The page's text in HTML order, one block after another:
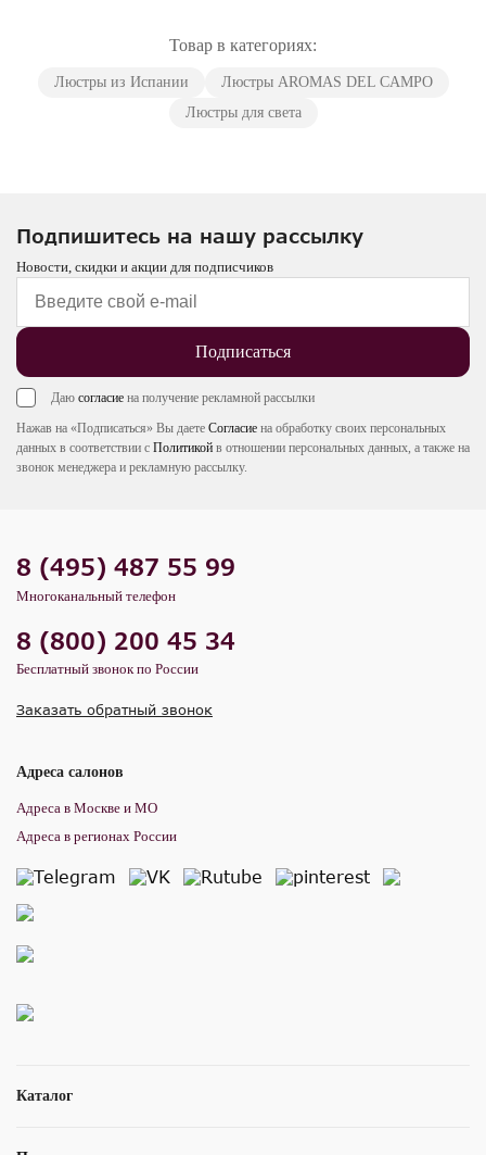
Товар в категориях:
Люстры из Испании
Люстры AROMAS DEL CAMPO
Люстры для света
Подпишитесь на нашу рассылку
Новости, скидки и акции для подписчиков
Подписаться
Даю согласие на получение рекламной рассылки
Нажав на «Подписаться» Вы даете Согласие на обработку своих персональных
данных в соответствии с Политикой в отношении персональных данных, а также на
звонок менеджера и рекламную рассылку.
Каталог
8 (495) 487 55 99
Многоканальный телефон
8 (800) 200 45 34
Бесплатный звонок по России
Заказать обратный звонок
Адреса салонов
Адреса в Москве и МО
Адреса в регионах России